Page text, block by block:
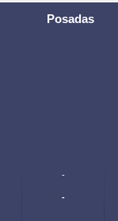
Posadas
-
-